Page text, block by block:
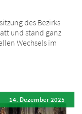
des Bezirks
und stand ganz
Wechsels im
14. Dezember 2025